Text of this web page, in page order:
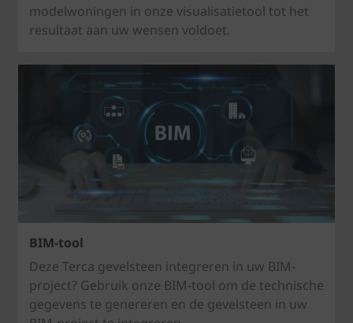
modelwoningen in onze visualisatietool tot het
resultaat aan uw wensen voldoet.
BIM-tool
Deze Terca gevelsteen integreren in uw BIM-
project? Gebruik onze BIM-tool om de technische
gegevens te genereren en de gevelsteen in uw